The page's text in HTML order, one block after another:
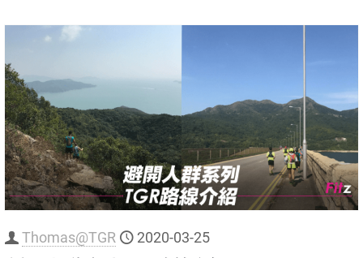
Thomas@TGR 2020-03-25